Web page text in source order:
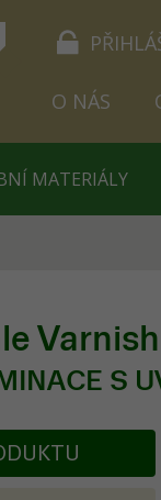
O NÁS
MATERIÁLY
S